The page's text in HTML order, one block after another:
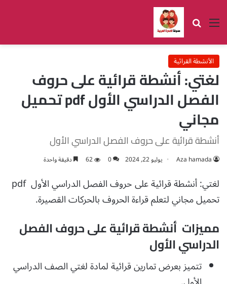
القائمة بحث عن
الأنشطة القرائية
لغتي: أنشطة قرائية على حروف
الفصل الدراسي الأول pdf تحميل
مجاني
أنشطة قرائية على حروف الفصل الدراسي الأول
Aza hamada يوليو 22, 2024 0
62 دقيقة واحدة
لغتي: أنشطة قرائية على حروف الفصل الدراسي الأول pdf
تحميل مجاني لتعلم قراءة الحروف بالحركات القصيرة.
مميزات أنشطة قرائية على حروف الفصل
الدراسي الأول
تتميز بعرض تمارين قرائية لمادة لغتي الصف الدراسي